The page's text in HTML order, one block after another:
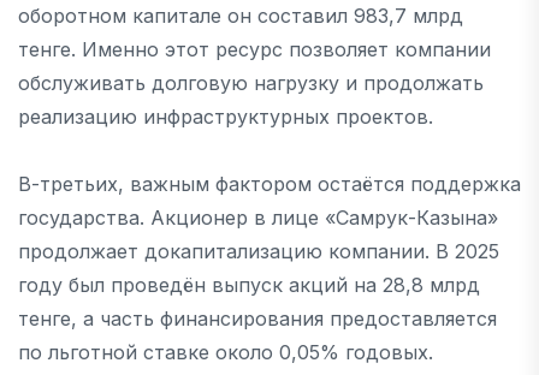
оборотном капитале он составил 983,7 млрд
тенге. Именно этот ресурс позволяет компании
обслуживать долговую нагрузку и продолжать
реализацию инфраструктурных проектов.
В-третьих, важным фактором остаётся поддержка
государства. Акционер в лице «Самрук-Казына»
продолжает докапитализацию компании. В 2025
году был проведён выпуск акций на 28,8 млрд
тенге, а часть финансирования предоставляется
по льготной ставке около 0,05% годовых.